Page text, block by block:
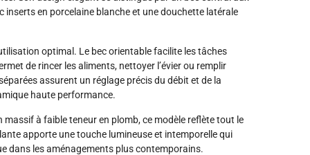
inserts en porcelaine blanche et une douchette latérale
optimal. Le bec orientable facilite les tâches
de rincer les aliments, nettoyer l’évier ou remplir
assurent un réglage précis du débit et de la
haute performance.
à faible teneur en plomb, ce modèle reflète tout le
apporte une touche lumineuse et intemporelle qui
dans les aménagements plus contemporains.